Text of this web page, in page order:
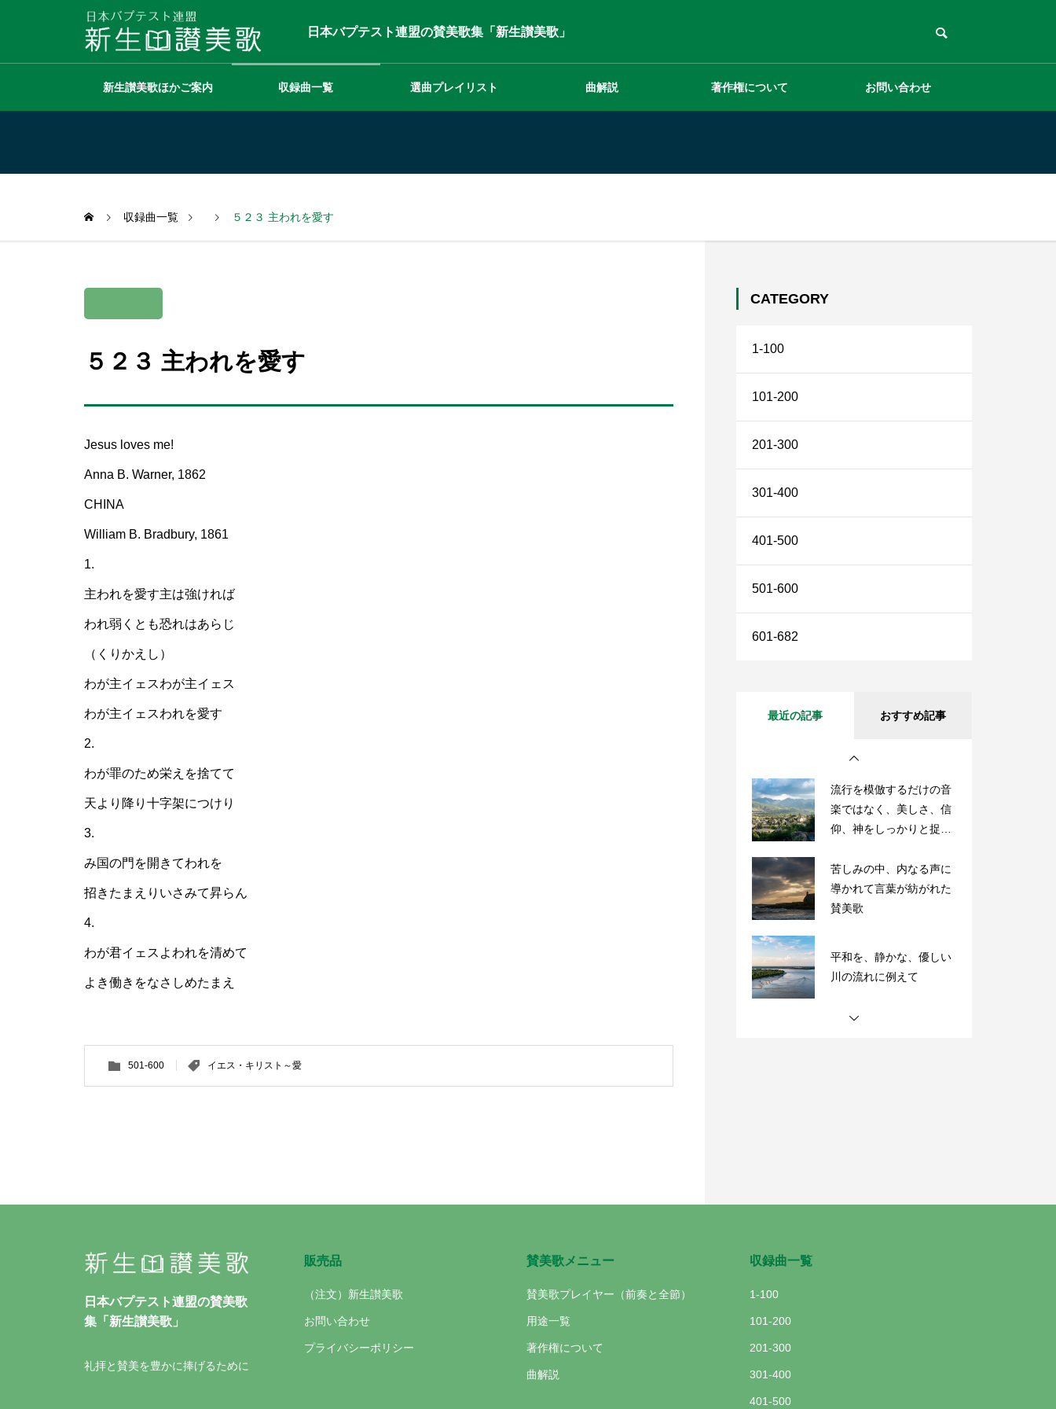
日本バプテスト連盟の賛美歌集「新生讃美歌」
新生讃美歌ほかご案内 収録曲一覧 選曲プレイリスト 曲解説 著作権について お問い合わせ
収録曲一覧 ５２３ 主われを愛す
５２３ 主われを愛す
Jesus loves me!
Anna B. Warner, 1862
CHINA
William B. Bradbury, 1861
1.
主われを愛す主は強ければ
われ弱くとも恐れはあらじ
（くりかえし）
わが主イェスわが主イェス
わが主イェスわれを愛す
2.
わが罪のため栄えを捨てて
天より降り十字架につけり
3.
み国の門を開きてわれを
招きたまえりいさみて昇らん
4.
わが君イェスよわれを清めて
よき働きをなさしめたまえ
501-600 イエス・キリスト～愛
CATEGORY
1-100
101-200
201-300
301-400
401-500
501-600
601-682
最近の記事 おすすめ記事
流行を模倣するだけの音
楽ではなく、美しさ、信
仰、神をしっかりと捉え
苦しみの中、内なる声に
導かれて言葉が紡がれた
賛美歌
平和を、静かな、優しい
川の流れに例えて
販売品
（注文）新生讃美歌
お問い合わせ
プライバシーポリシー
賛美歌メニュー
賛美歌プレイヤー（前奏と全節）
用途一覧
著作権について
曲解説
収録曲一覧
1-100
101-200
201-300
301-400
401-500
日本バプテスト連盟の賛美歌
集「新生讃美歌」
礼拝と賛美を豊かに捧げるために